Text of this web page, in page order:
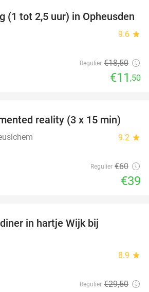
38%
(1 tot 2,5 uur) in Opheusden
9.6 star
Regulier €18,50
€11 ,50
35%
reality (3 x 15 min)
9.2 star
Regulier €60
€39
in hartje Wijk bij
8.9 star
Regulier €29,50